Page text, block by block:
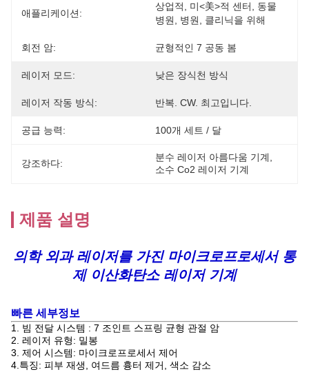
애플리케이션:
상업적, 미<美>적 센터, 동물
병원, 병원, 클리닉을 위해
회전 암: 균형적인 7 공동 봄
레이저 모드: 낮은 장식천 방식
레이저 작동 방식: 반복. CW. 최고입니다.
공급 능력: 100개 세트 / 달
강조하다:
분수 레이저 아름다움 기계
소수 Co2 레이저 기계
제품 설명
의학 외과 레이저를 가진 마이크로프로세서 통
제 이산화탄소 레이저 기계
빠른 세부정보
1. 빔 전달 시스템 : 7 조인트 스프링 균형 관절 암
2. 레이저 유형: 밀봉
3. 제어 시스템: 마이크로프로세서 제어
4.특징: 피부 재생, 여드름 흉터 제거, 색소 감소